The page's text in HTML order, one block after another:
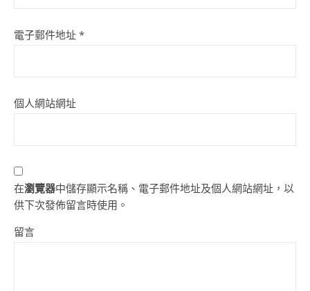
電子郵件地址 *
個人網站網址
在瀏覽器中儲存顯示名稱、電子郵件地址及個人網站網址，以
供下次發佈留言時使用。
留言